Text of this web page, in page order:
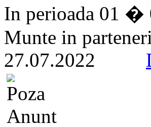
In perioada 01 �
Munte in
27.07.2022